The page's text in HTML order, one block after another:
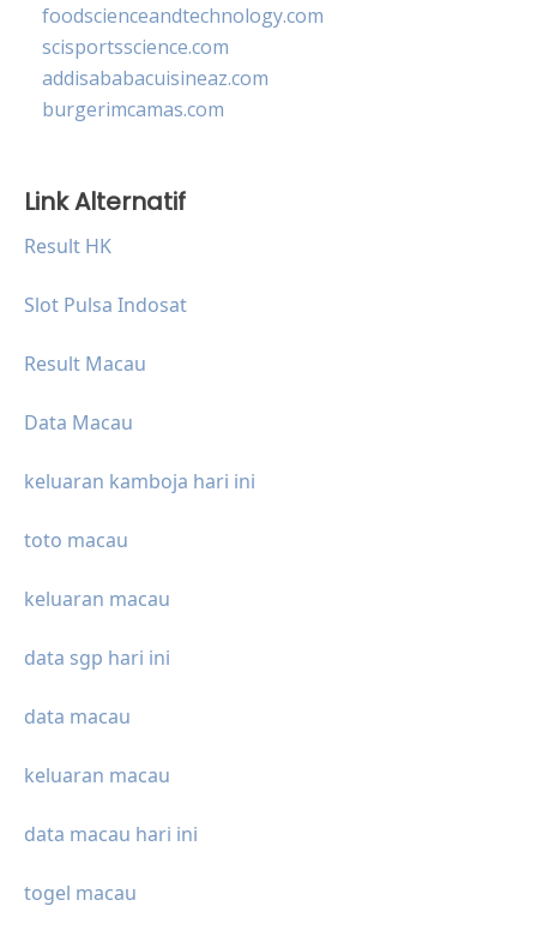
foodscienceandtechnology.com
scisportsscience.com
addisababacuisineaz.com
burgerimcamas.com
Link Alternatif
Result HK
Slot Pulsa Indosat
Result Macau
Data Macau
keluaran kamboja hari ini
toto macau
keluaran macau
data sgp hari ini
data macau
keluaran macau
data macau hari ini
togel macau